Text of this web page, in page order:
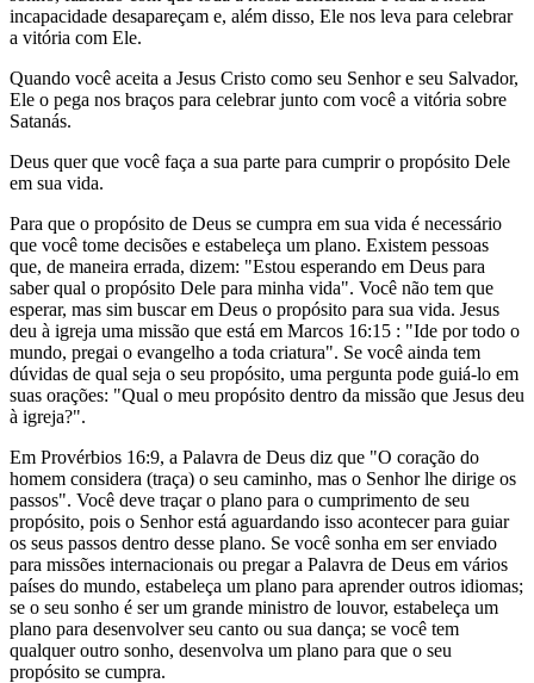
incapacidade desapareçam e, além disso, Ele nos leva para celebrar
a vitória com Ele.
Quando você aceita a Jesus Cristo como seu Senhor e seu Salvador,
Ele o pega nos braços para celebrar junto com você a vitória sobre
Satanás.
Deus quer que você faça a sua parte para cumprir o propósito Dele
em sua vida.
Para que o propósito de Deus se cumpra em sua vida é necessário
que você tome decisões e estabeleça um plano. Existem pessoas
que, de maneira errada, dizem: "Estou esperando em Deus para
saber qual o propósito Dele para minha vida". Você não tem que
esperar, mas sim buscar em Deus o propósito para sua vida. Jesus
deu à igreja uma missão que está em Marcos 16:15 : "Ide por todo o
mundo, pregai o evangelho a toda criatura". Se você ainda tem
dúvidas de qual seja o seu propósito, uma pergunta pode guiá-lo em
suas orações: "Qual o meu propósito dentro da missão que Jesus deu
à igreja?".
Em Provérbios 16:9, a Palavra de Deus diz que "O coração do
homem considera (traça) o seu caminho, mas o Senhor lhe dirige os
passos". Você deve traçar o plano para o cumprimento de seu
propósito, pois o Senhor está aguardando isso acontecer para guiar
os seus passos dentro desse plano. Se você sonha em ser enviado
para missões internacionais ou pregar a Palavra de Deus em vários
países do mundo, estabeleça um plano para aprender outros idiomas;
se o seu sonho é ser um grande ministro de louvor, estabeleça um
plano para desenvolver seu canto ou sua dança; se você tem
qualquer outro sonho, desenvolva um plano para que o seu
propósito se cumpra.